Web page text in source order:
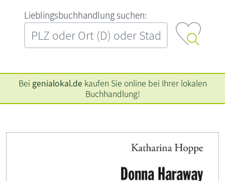
L‍i‍e‍b‍l‍i‍n‍g‍s‍b‍u‍c‍h‍h‍a‍n‍d‍l‍u‍n‍g‍ ‍s‍u‍c‍h‍e‍n‍:‍
Bei genialokal.de kaufen Sie online bei Ihrer lokalen
Buchhandlung!